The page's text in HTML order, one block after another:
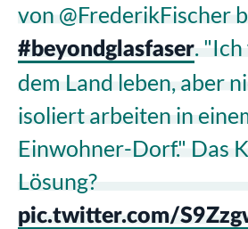
von @FrederikFischer
#beyondglasfaser.
dem Land leben, aber
isoliert arbeiten in
Einwohner-Dorf." Das
Lösung?
pic.twitter.com/